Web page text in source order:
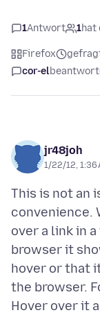
1Antwort 1hat
Firefox
cor-el
jr48joh
1/22/12, 1:36
This is not an
convenience.
over a link in
browser it
hover or that
the browser.
Hover over it